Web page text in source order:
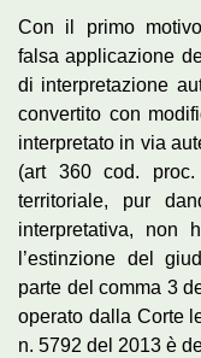
Con il primo
falsa applicazione
di interpretazione
convertito con
interpretato in via
(art 360 cod.
territoriale, pur
interpretativa, non
l’estinzione del
parte del comma 3
operato dalla Corte
n. 5792 del 2013 è